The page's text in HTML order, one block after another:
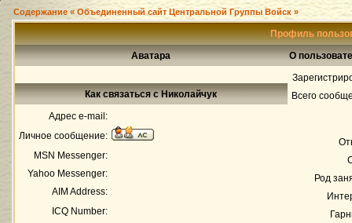
Содержание « Объединенный сайт Центральной Группы Войск »
Профиль
Аватара
О
Всего
Род
Как связаться с Николайчук
Адрес e-mail:
Личное сообщение:
MSN Messenger:
Yahoo Messenger:
AIM Address:
ICQ Number: